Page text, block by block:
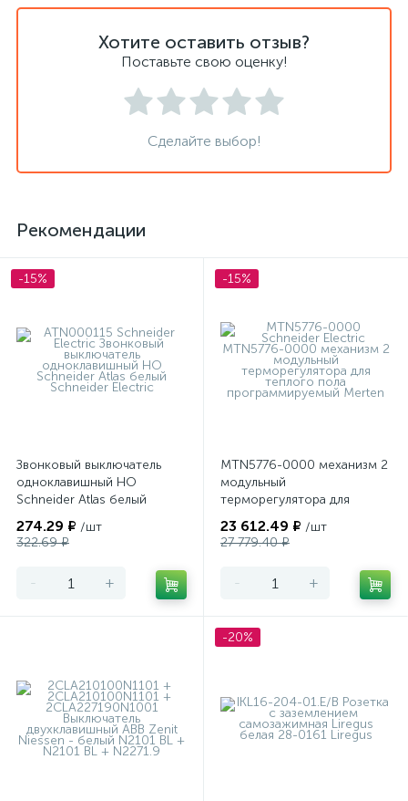
Хотите оставить отзыв?
Поставьте свою оценку!
Сделайте выбор!
Рекомендации
-15%
Звонковый выключатель
одноклавишный НО
Schneider Atlas белый
274.29 ₽ /шт
322.69 ₽
- +
-15%
MTN5776-0000 механизм 2
модульный
терморегулятора для
программируемый Merten
23 612.49 ₽ /шт
27 779.40 ₽
- +
-20%